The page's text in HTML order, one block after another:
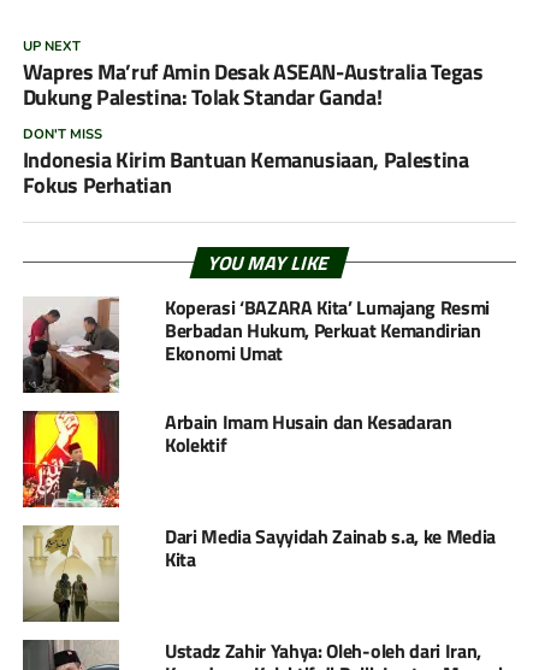
UP NEXT
Wapres Ma’ruf Amin Desak ASEAN-Australia Tegas
Dukung Palestina: Tolak Standar Ganda!
DON'T MISS
Indonesia Kirim Bantuan Kemanusiaan, Palestina
Fokus Perhatian
YOU MAY LIKE
Koperasi ‘BAZARA Kita’ Lumajang Resmi
Berbadan Hukum, Perkuat Kemandirian
Ekonomi Umat
Arbain Imam Husain dan Kesadaran
Kolektif
Dari Media Sayyidah Zainab s.a, ke Media
Kita
Ustadz Zahir Yahya: Oleh-oleh dari Iran,